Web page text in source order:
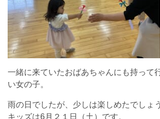
一緒に来ていたおばあちゃんにも持って
い女の子。
雨の日でしたが、少しは楽しめたでしょ
キッズは6月２１日（土）です。